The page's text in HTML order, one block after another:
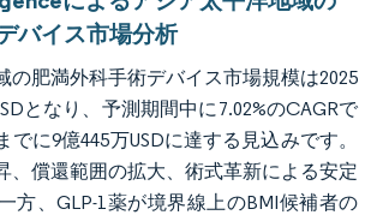
バイス市場分析
の肥満外科手術デバイス市場規模は2025
となり、予測期間中に7.02%のCAGRで
でに9億445万USDに達する見込みです。
、償還範囲の拡大、術式革新による安定
方、GLP-1薬が境界線上のBMI候補者の